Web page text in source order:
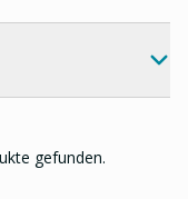
gefunden.